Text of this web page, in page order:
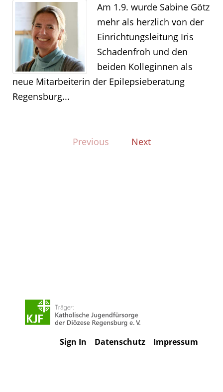
Am 1.9. wurde Sabine Götz
mehr als herzlich von der
Einrichtungsleitung Iris
Schadenfroh und den
beiden Kolleginnen als
neue Mitarbeiterin der Epilepsieberatung
Regensburg...
Previous Next
Impressum
Datenschutz
Sign In